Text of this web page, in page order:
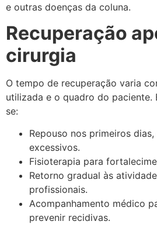
e outras doenças da coluna.
Recuperação
cirurgia
O tempo de recuperação varia
utilizada e o quadro do paciente.
se:
Repouso nos primeiros
excessivos.
Fisioterapia para
Retorno gradual às
profissionais.
Acompanhamento médico
prevenir recidivas.